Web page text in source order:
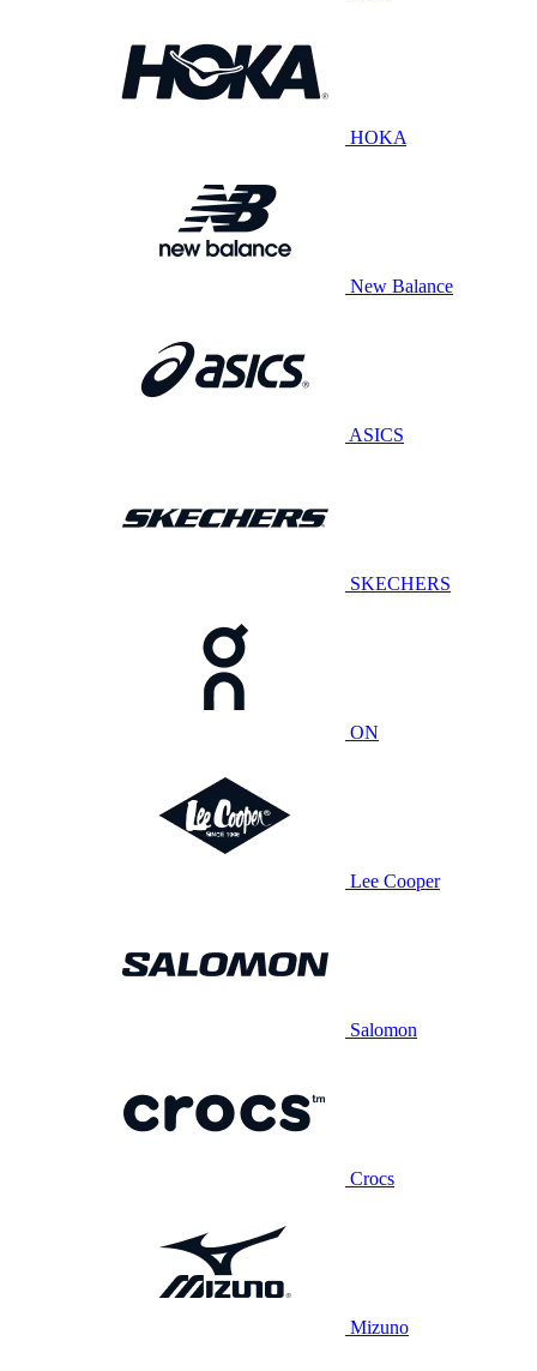
HOKA
New Balance
ASICS
SKECHERS
ON
Lee Cooper
Salomon
Crocs
Mizuno